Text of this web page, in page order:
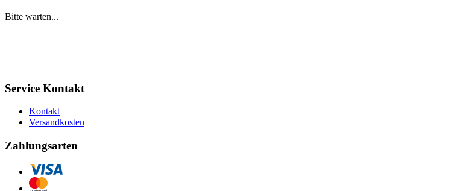
Bitte warten...
Service Kontakt
Kontakt
Versandkosten
Zahlungsarten